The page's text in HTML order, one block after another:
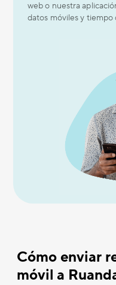
web o nuestra
datos móviles y tiempo
Cómo enviar
móvil a